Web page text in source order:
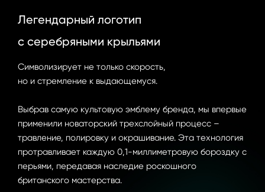
Символизирует не только скорость,
но и стремление к выдающемуся.
Выбрав самую культовую эмблему бренда, мы впервые
применили новаторский трехслойный процесс –
травление, полировку и окрашивание. Эта технология
протравливает каждую 0,1-миллиметровую бороздку с
перьями, передавая наследие роскошного
британского мастерства.
Легендарный логотип
с серебряными крыльями
Символизирует не только скорость,
но и стремление к выдающемуся.
Выбрав самую культовую эмблему бренда, мы впервые
применили новаторский трехслойный процесс –
травление, полировку и окрашивание. Эта технология
протравливает каждую 0,1-миллиметровую бороздку с
перьями, передавая наследие роскошного
британского мастерства.
Легендарный логотип
с серебряными крыльями